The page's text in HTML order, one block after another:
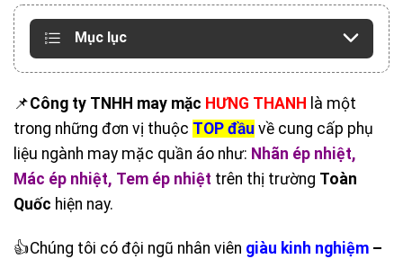
Mục lục
📌Công ty TNHH may mặc HƯNG THANH là một
trong những đơn vị thuộc TOP đầu về cung cấp phụ
liệu ngành may mặc quần áo như: Nhãn ép nhiệt,
Mác ép nhiệt, Tem ép nhiệt trên thị trường Toàn
Quốc hiện nay.
👍Chúng tôi có đội ngũ nhân viên giàu kinh nghiệm –